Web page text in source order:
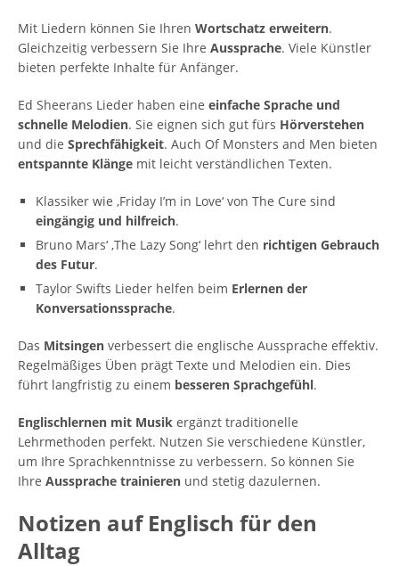
Mit Liedern können Sie Ihren Wortschatz erweitern.
Gleichzeitig verbessern Sie Ihre Aussprache. Viele Künstler
bieten perfekte Inhalte für Anfänger.
Ed Sheerans Lieder haben eine einfache Sprache und
schnelle Melodien. Sie eignen sich gut fürs Hörverstehen
und die Sprechfähigkeit. Auch Of Monsters and Men bieten
entspannte Klänge mit leicht verständlichen Texten.
Klassiker wie ‚Friday I’m in Love‘ von The Cure sind
eingängig und hilfreich.
Bruno Mars‘ ‚The Lazy Song‘ lehrt den richtigen Gebrauch
des Futur.
Taylor Swifts Lieder helfen beim Erlernen der
Konversationssprache.
Das Mitsingen verbessert die englische Aussprache effektiv.
Regelmäßiges Üben prägt Texte und Melodien ein. Dies
führt langfristig zu einem besseren Sprachgefühl.
Englischlernen mit Musik ergänzt traditionelle
Lehrmethoden perfekt. Nutzen Sie verschiedene Künstler,
um Ihre Sprachkenntnisse zu verbessern. So können Sie
Ihre Aussprache trainieren und stetig dazulernen.
Notizen auf Englisch für den
Alltag